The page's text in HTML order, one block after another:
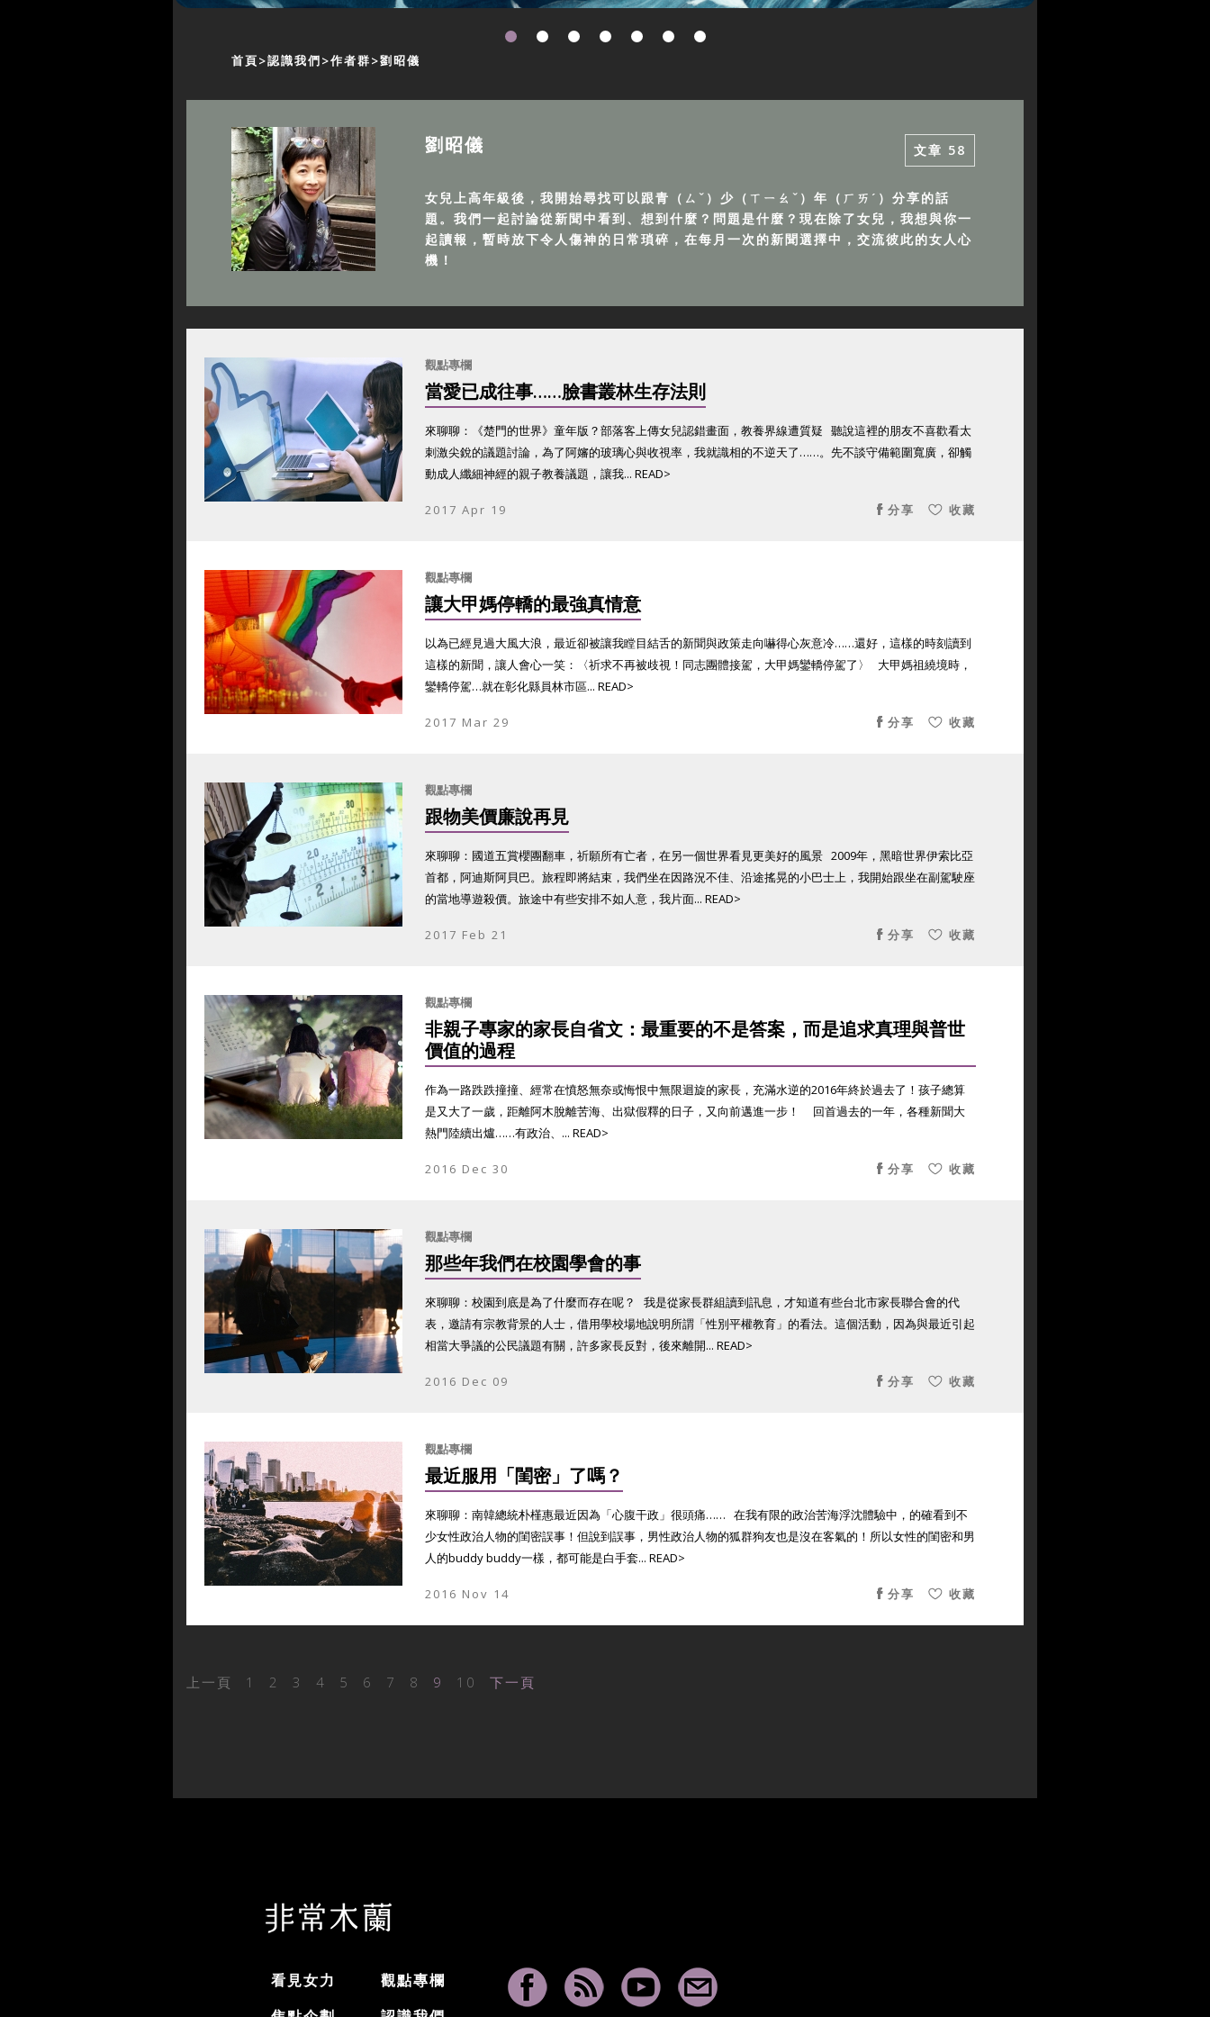
首頁 認識我們 作者群 劉昭儀
劉昭儀 文章 58
女兒上高年級後，我開始尋找可以跟青（ㄙˇ）少（ㄒㄧㄠˇ）年（ㄏㄞˊ）分享的話
題。我們一起討論從新聞中看到、想到什麼？問題是什麼？現在除了女兒，我想與你一
起讀報，暫時放下令人傷神的日常瑣碎，在每月一次的新聞選擇中，交流彼此的女人心
機！
觀點專欄
當愛已成往事……臉書叢林生存法則
來聊聊：《楚門的世界》童年版？部落客上傳女兒認錯畫面，教養界線遭質疑 聽說這裡的朋友不喜歡看太
刺激尖銳的議題討論，為了阿嬸的玻璃心與收視率，我就識相的不逆天了……。先不談守備範圍寬廣，卻觸
動成人纖細神經的親子教養議題，讓我... READ>
2017 Apr 19 收藏
分享
觀點專欄
讓大甲媽停轎的最強真情意
以為已經見過大風大浪，最近卻被讓我瞠目結舌的新聞與政策走向嚇得心灰意冷……還好，這樣的時刻讀到
這樣的新聞，讓人會心一笑：〈祈求不再被歧視！同志團體接駕，大甲媽鑾轎停駕了〉 大甲媽祖繞境時，
鑾轎停駕…就在彰化縣員林市區... READ>
2017 Mar 29 收藏
分享
觀點專欄
跟物美價廉說再見
來聊聊：國道五賞櫻團翻車，祈願所有亡者，在另一個世界看見更美好的風景 2009年，黑暗世界伊索比亞
首都，阿迪斯阿貝巴。旅程即將結束，我們坐在因路況不佳、沿途搖晃的小巴士上，我開始跟坐在副駕駛座
的當地導遊殺價。旅途中有些安排不如人意，我片面... READ>
2017 Feb 21 收藏
分享
觀點專欄
非親子專家的家長自省文：最重要的不是答案，而是追求真理與普世
價值的過程
作為一路跌跌撞撞、經常在憤怒無奈或悔恨中無限迴旋的家長，充滿水逆的2016年終於過去了！孩子總算
是又大了一歲，距離阿木脫離苦海、出獄假釋的日子，又向前邁進一步！ 回首過去的一年，各種新聞大
熱門陸續出爐……有政治、... READ>
2016 Dec 30 收藏
分享
觀點專欄
那些年我們在校園學會的事
來聊聊：校園到底是為了什麼而存在呢？ 我是從家長群組讀到訊息，才知道有些台北市家長聯合會的代
表，邀請有宗教背景的人士，借用學校場地說明所謂「性別平權教育」的看法。這個活動，因為與最近引起
相當大爭議的公民議題有關，許多家長反對，後來離開... READ>
2016 Dec 09 收藏
分享
觀點專欄
最近服用「閨密」了嗎？
來聊聊：南韓總統朴槿惠最近因為「心腹干政」很頭痛…… 在我有限的政治苦海浮沈體驗中，的確看到不
少女性政治人物的閨密誤事！但說到誤事，男性政治人物的狐群狗友也是沒在客氣的！所以女性的閨密和男
人的buddy buddy一樣，都可能是白手套... READ>
2016 Nov 14 收藏
分享
上一頁 1 2 3 4 5 6 7 8 9 10 下一頁
看見女力
觀點專欄